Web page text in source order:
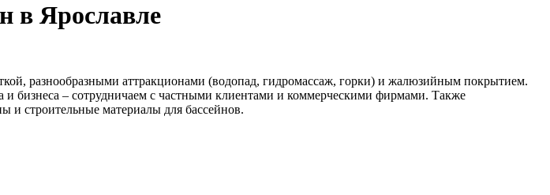
в Ярославле
разнообразными аттракционами (водопад, гидромассаж, горки) и жалюзийным покрытием.
и бизнеса – сотрудничаем с частными клиентами и коммерческими фирмами. Также
и строительные материалы для бассейнов.